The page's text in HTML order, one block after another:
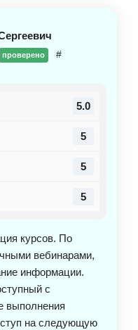
проверено #
5.0
5
5
5
курсов. По
вебинарами,
информации.
с
выполнения
на следующую